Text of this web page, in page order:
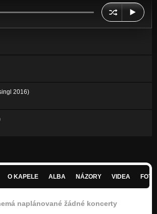
2016)
O KAPELE ALBA NÁZORY VIDEA
naplánované žádné koncerty